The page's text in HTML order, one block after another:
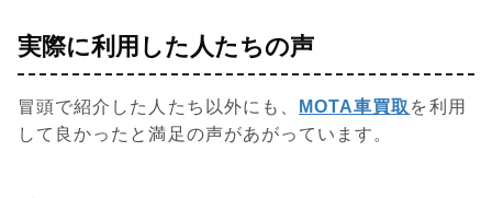
実際に利用した人たちの声
冒頭で紹介した人たち以外にも、 MOTA車買取 を利用
して良かったと満足の声があがっています。